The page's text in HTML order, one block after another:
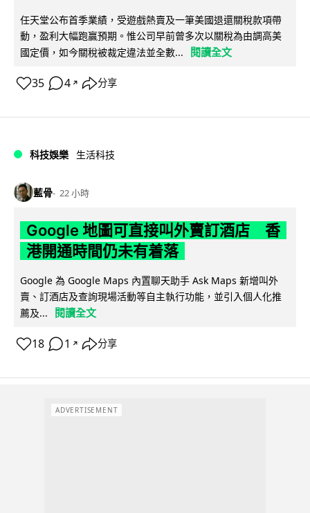
任天堂公布首季業績，受遊戲熱賣及一筆美國退還關稅款項帶
動，盈利大幅跑贏預期。惟公司早前曾多次以關稅為由調高美
國定價，如今關稅被裁定違法並全數...
閱讀全文
35 4 ↗ 分享
科技娛樂 生活科技
藍骨 22 小時
Google 地圖可直接叫外賣訂酒店 香
港開通時間仍未有着落
Google 為 Google Maps 內置聊天助手 Ask Maps 新增叫外
賣、訂酒店及查詢現場活動等自主執行功能，並引入個人化推
薦及...
閱讀全文
18 1 ↗ 分享
ADVERTISEMENT